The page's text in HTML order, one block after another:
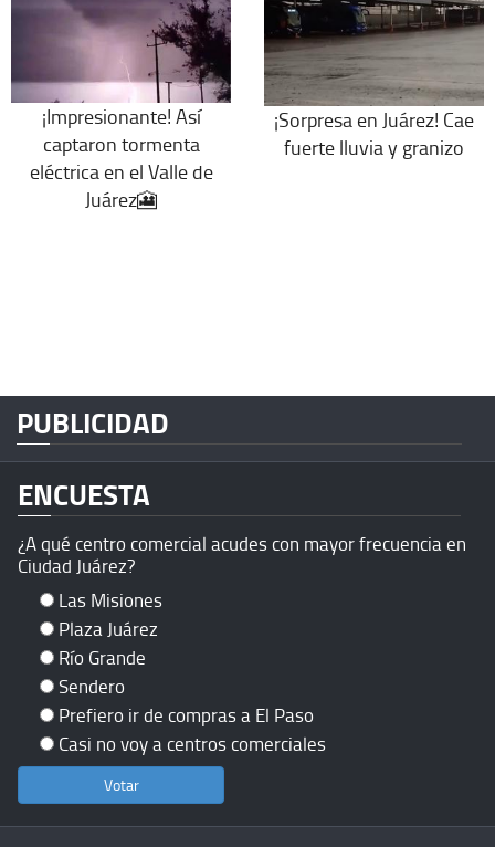
¡Impresionante! Así
captaron tormenta
eléctrica en el Valle de
Juárez🎦
¡Sorpresa en Juárez! Cae
fuerte lluvia y granizo
PUBLICIDAD
ENCUESTA
¿A qué centro comercial acudes con mayor frecuencia en
Ciudad Juárez?
Las Misiones
Plaza Juárez
Río Grande
Sendero
Prefiero ir de compras a El Paso
Casi no voy a centros comerciales